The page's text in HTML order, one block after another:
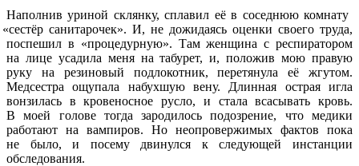
Наполнив уриной склянку, сплавил её в соседнюю комнату
«сестёр санитарочек». И, не дожидаясь оценки своего труда,
поспешил в «процедурную». Там женщина с респиратором
на лице усадила меня на табурет, и, положив мою правую
руку на резиновый подлокотник, перетянула её жгутом.
Медсестра ощупала набухшую вену. Длинная острая игла
вонзилась в кровеносное русло, и стала всасывать кровь.
В моей голове тогда зародилось подозрение, что медики
работают на вампиров. Но неопровержимых фактов пока
не было, и посему двинулся к следующей инстанции
обследования.